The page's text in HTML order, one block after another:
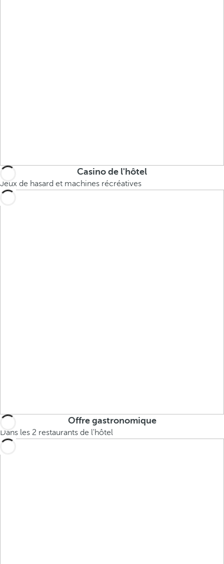
Casino de l'hôtel
Jeux de hasard et machines récréatives
Offre gastronomique
Dans les 2 restaurants de l'hôtel